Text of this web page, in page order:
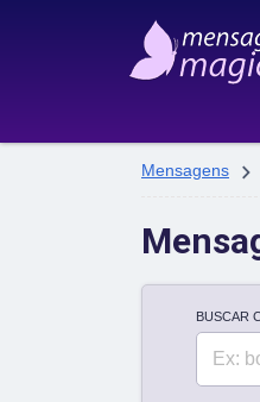
Mensagens 
BUSCAR